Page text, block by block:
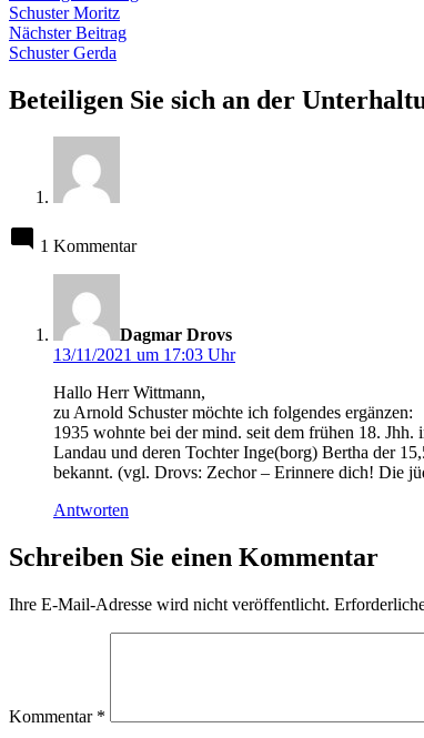
Schuster Moritz
Nächster BeitragNächster
Schuster Gerda
Beteiligen Sie sich an der
1 Kommentar
Dagmar Drovs
13/11/2021 um 17:03 Uhr
Hallo Herr Wittmann,
zu Arnold Schuster möchte ich folgendes ergänzen:
1935 wohnte bei der mind. seit dem frühen 18.
Landau und deren Tochter Inge(borg) Bertha der
bekannt. (vgl. Drovs: Zechor – Erinnere dich! Die
Antworten
Schreiben Sie einen Kommentar
Ihre E-Mail-Adresse wird nicht veröffentlicht.
Kommentar *